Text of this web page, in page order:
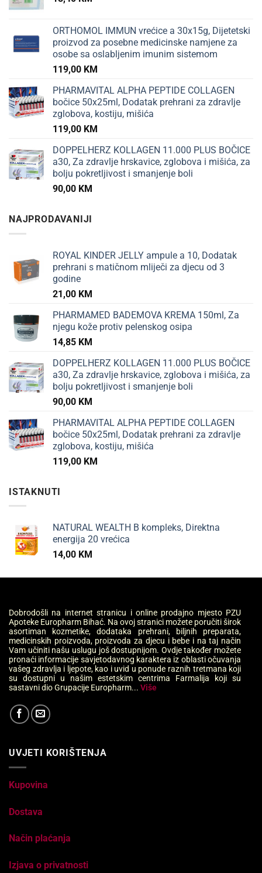
ORTHOMOL IMMUN vrećice a 30x15g, Dijetetski
proizvod za posebne medicinske namjene za
osobe sa oslabljenim imunim sistemom
119,00 KM
PHARMAVITAL ALPHA PEPTIDE COLLAGEN
bočice 50x25ml, Dodatak prehrani za zdravlje
zglobova, kostiju, mišića
119,00 KM
DOPPELHERZ KOLLAGEN 11.000 PLUS BOČICE
a30, Za zdravlje hrskavice, zglobova i mišića, za
bolju pokretljivost i smanjenje boli
90,00 KM
NAJPRODAVANIJI
ROYAL KINDER JELLY ampule a 10, Dodatak
prehrani s matičnom mliječi za djecu od 3
godine
21,00 KM
PHARMAMED BADEMOVA KREMA 150ml, Za
njegu kože protiv pelenskog osipa
14,85 KM
DOPPELHERZ KOLLAGEN 11.000 PLUS BOČICE
a30, Za zdravlje hrskavice, zglobova i mišića, za
bolju pokretljivost i smanjenje boli
90,00 KM
PHARMAVITAL ALPHA PEPTIDE COLLAGEN
bočice 50x25ml, Dodatak prehrani za zdravlje
zglobova, kostiju, mišića
119,00 KM
ISTAKNUTI
NATURAL WEALTH B kompleks, Direktna
energija 20 vrećica
14,00 KM
Dobrodošli na internet stranicu i online prodajno mjesto PZU
Apoteke Europharm Bihać. Na ovoj stranici možete poručiti širok
asortiman kozmetike, dodataka prehrani, biljnih preparata,
medicinskih proizvoda, proizvoda za djecu i bebe i na taj način
Vam učiniti našu uslugu još dostupnijom. Ovdje također možete
pronaći informacije savjetodavnog karaktera iz oblasti očuvanja
vašeg zdravlja i ljepote, kao i uvid u ponude raznih tretmana koji
su dostupni u našim estetskim centrima Farmalija koji su
sastavni dio Grupacije Europharm... Više
UVJETI KORIŠTENJA
Kupovina
Dostava
Način plaćanja
Izjava o privatnosti